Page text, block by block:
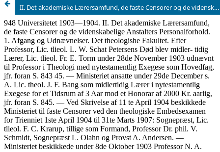
II. Det akademiske Lærersamfund, de faste Censorer og de videnskabelige Anstalters Personalforhold